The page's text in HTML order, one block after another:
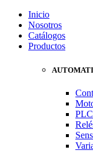
Inicio
Nosotros
Catálogos
Productos